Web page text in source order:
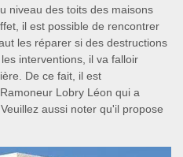
niveau des toits des maisons
il est possible de rencontrer
les réparer si des destructions
interventions, il va falloir
De ce fait, il est
Lobry Léon qui a
aussi noter qu'il propose